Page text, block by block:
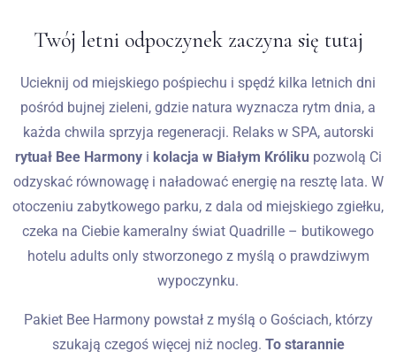
Wesela
Blog
Kontakt
Twój letni odpoczynek zaczyna się tutaj
Ucieknij od miejskiego pośpiechu i spędź kilka letnich dni
pośród bujnej zieleni, gdzie natura wyznacza rytm dnia, a
każda chwila sprzyja regeneracji. Relaks w SPA, autorski
rytuał Bee Harmonyi kolacja w Białym Króliku pozwolą Ci
odzyskać równowagę i naładować energię na resztę lata. W
otoczeniu zabytkowego parku, z dala od miejskiego zgiełku,
czeka na Ciebie kameralny świat Quadrille – butikowego
hotelu adults only stworzonego z myślą o prawdziwym
wypoczynku.
Pakiet Bee Harmony powstał z myślą o Gościach, którzy
szukają czegoś więcej niż nocleg. To starannie